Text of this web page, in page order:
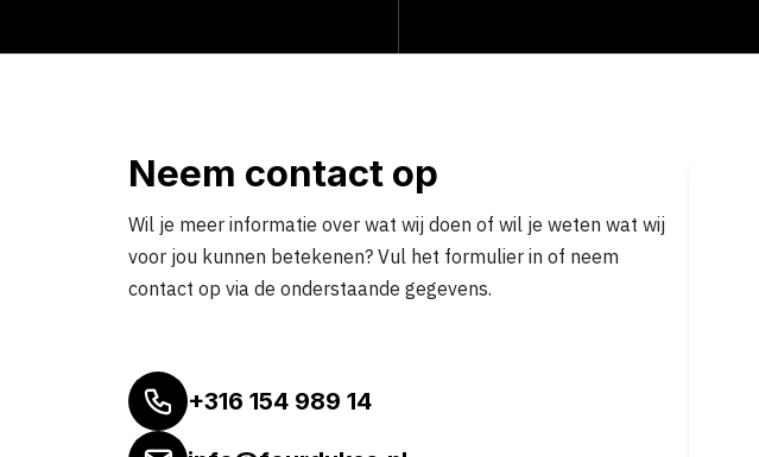
Neem contact op
Wil je meer informatie over wat wij doen of wil je weten wat wij
voor jou kunnen betekenen? Vul het formulier in of neem
contact op via de onderstaande gegevens.
+316 154 989 14